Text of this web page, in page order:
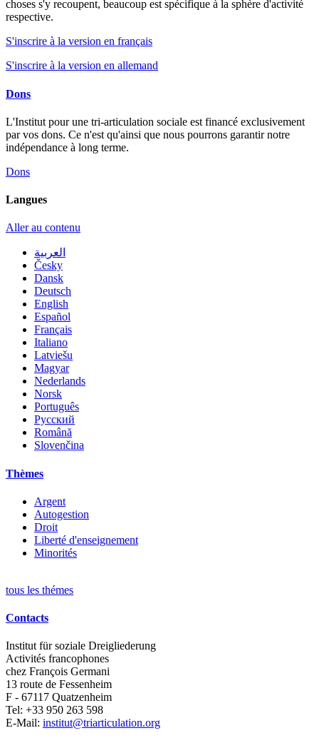
choses s'y recoupent, beaucoup est spécifique à la sphère d'activité
respective.
S'inscrire à la version en français
S'inscrire à la version en allemand
Dons
L'Institut pour une tri-articulation sociale est financé exclusivement
par vos dons. Ce n'est qu'ainsi que nous pourrons garantir notre
indépendance à long terme.
Dons
Langues
Aller au contenu
العربية
Česky
Dansk
Deutsch
English
Español
Français
Italiano
Latviešu
Magyar
Nederlands
Norsk
Português
Русский
Română
Slovenčina
Thèmes
Argent
Autogestion
Droit
Liberté d'enseignement
Minorités
tous les thémes
Contacts
Institut für soziale Dreigliederung
Activités francophones
chez François Germani
13 route de Fessenheim
F - 67117 Quatzenheim
Tel: +33 950 263 598
E-Mail: institut@triarticulation.org